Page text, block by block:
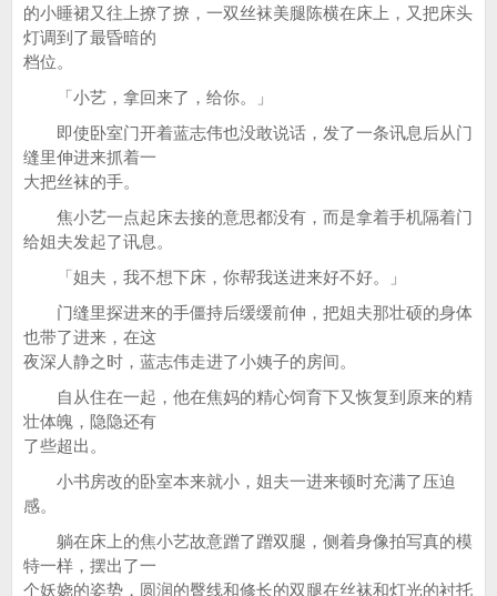
的小睡裙又往上撩了撩，一双丝袜美腿陈横在床上，又把床头
灯调到了最昏暗的
档位。
「小艺，拿回来了，给你。」
即使卧室门开着蓝志伟也没敢说话，发了一条讯息后从门
缝里伸进来抓着一
大把丝袜的手。
焦小艺一点起床去接的意思都没有，而是拿着手机隔着门
给姐夫发起了讯息。
「姐夫，我不想下床，你帮我送进来好不好。」
门缝里探进来的手僵持后缓缓前伸，把姐夫那壮硕的身体
也带了进来，在这
夜深人静之时，蓝志伟走进了小姨子的房间。
自从住在一起，他在焦妈的精心饲育下又恢复到原来的精
壮体魄，隐隐还有
了些超出。
小书房改的卧室本来就小，姐夫一进来顿时充满了压迫
感。
躺在床上的焦小艺故意蹭了蹭双腿，侧着身像拍写真的模
特一样，摆出了一
个妖娆的姿势，圆润的臀线和修长的双腿在丝袜和灯光的衬托